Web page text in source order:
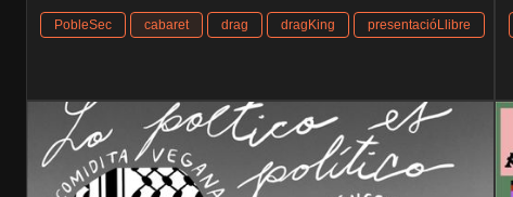
PobleSec cabaret drag dragKing presentacióLlibre